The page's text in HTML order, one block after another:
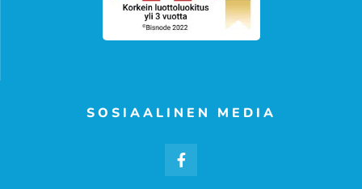
SOSIAALINEN MEDIA